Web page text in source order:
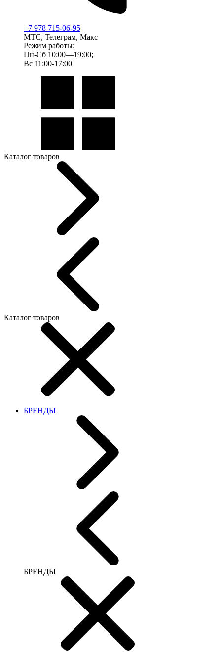
+7 978 715-06-95
МТС, Телеграм, Макс
Режим работы:
Пн-Сб 10:00—19:00;
Вс 11:00-17:00
Каталог товаров
Каталог товаров
БРЕНДЫ
БРЕНДЫ